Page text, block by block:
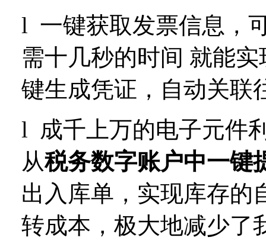
l 一键获取发票信息，
需十几秒的时间 就能实
键生成凭证，自动关联
l 成千上万的电子元件
从税务数字账户中一键
出入库单，实现库存的
转成本，极大地减少了